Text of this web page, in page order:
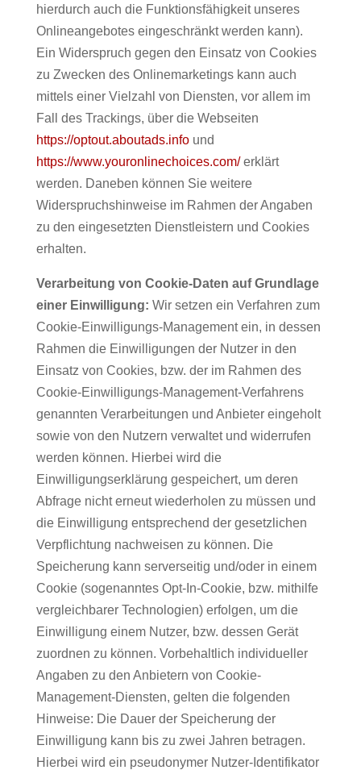
hierdurch auch die Funktionsfähigkeit unseres
Onlineangebotes eingeschränkt werden kann).
Ein Widerspruch gegen den Einsatz von Cookies
zu Zwecken des Onlinemarketings kann auch
mittels einer Vielzahl von Diensten, vor allem im
Fall des Trackings, über die Webseiten
https://optout.aboutads.infound
https://www.youronlinechoices.com/erklärt
werden. Daneben können Sie weitere
Widerspruchshinweise im Rahmen der Angaben
zu den eingesetzten Dienstleistern und Cookies
erhalten.
Verarbeitung von Cookie-Daten auf Grundlage
einer Einwilligung: Wir setzen ein Verfahren zum
Cookie-Einwilligungs-Management ein, in dessen
Rahmen die Einwilligungen der Nutzer in den
Einsatz von Cookies, bzw. der im Rahmen des
Cookie-Einwilligungs-Management-Verfahrens
genannten Verarbeitungen und Anbieter eingeholt
sowie von den Nutzern verwaltet und widerrufen
werden können. Hierbei wird die
Einwilligungserklärung gespeichert, um deren
Abfrage nicht erneut wiederholen zu müssen und
die Einwilligung entsprechend der gesetzlichen
Verpflichtung nachweisen zu können. Die
Speicherung kann serverseitig und/oder in einem
Cookie (sogenanntes Opt-In-Cookie, bzw. mithilfe
vergleichbarer Technologien) erfolgen, um die
Einwilligung einem Nutzer, bzw. dessen Gerät
zuordnen zu können. Vorbehaltlich individueller
Angaben zu den Anbietern von Cookie-
Management-Diensten, gelten die folgenden
Hinweise: Die Dauer der Speicherung der
Einwilligung kann bis zu zwei Jahren betragen.
Hierbei wird ein pseudonymer Nutzer-Identifikator